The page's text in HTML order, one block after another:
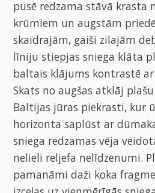
pusē redzama stāvā krasta
krūmiem un augstām
skaidrajām, gaiši zilajām
līniju stiepjas sniega klāta
baltais klājums kontrastē
Skats no augšas atklāj
Baltijas jūras piekrasti, kur
horizonta saplūst ar
sniega redzamas vēja
nelieli reljefa nelīdzenumi.
pamanāmi daži koka